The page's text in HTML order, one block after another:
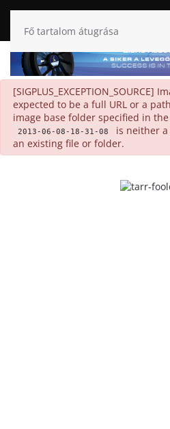
Fő tartalom átugrása
danger
[SIGPLUS_EXCEPTION_SOURCE]
expected to be a full URL or a
image base folder specified in
2013-06-08-18-31-08
is neither
an existing file or folder.